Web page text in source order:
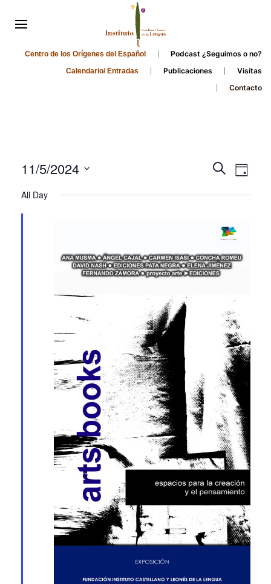
Centro de los Orígenes del Español Podcast ¿Seguimos o no?
Calendario/ Entradas Publicaciones
Visitas
Contacto
Events
and
Search
Day
11/5/2024
date.
All Day